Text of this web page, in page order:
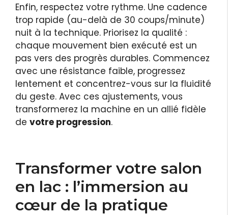
Enfin, respectez votre rythme. Une cadence
trop rapide (au-delà de 30 coups/minute)
nuit à la technique. Priorisez la qualité :
chaque mouvement bien exécuté est un
pas vers des progrès durables. Commencez
avec une résistance faible, progressez
lentement et concentrez-vous sur la fluidité
du geste. Avec ces ajustements, vous
transformerez la machine en un allié fidèle
de votre progression.
Transformer votre salon
en lac : l’immersion au
cœur de la pratique